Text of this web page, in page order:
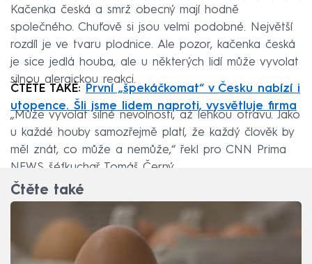
Kačenka česká a smrž obecný mají hodně
společného. Chuťově si jsou velmi podobné. Největší
rozdíl je ve tvaru plodnice. Ale pozor, kačenka česká
je sice jedlá houba, ale u některých lidí může vyvolat
silnou alergickou reakci.
ČTĚTE TAKÉ:
První „špekáčkomat“ v Česku nabízí i
utopence. Šli jsme lidem naproti, vysvětluje firma
„Může vyvolat silné nevolnosti, až lehkou otravu. Jako
u každé houby samozřejmě platí, že každý člověk by
měl znát, co může a nemůže,“ řekl pro CNN Prima
NEWS šéfkuchař Tomáš Černý.
Čtěte také